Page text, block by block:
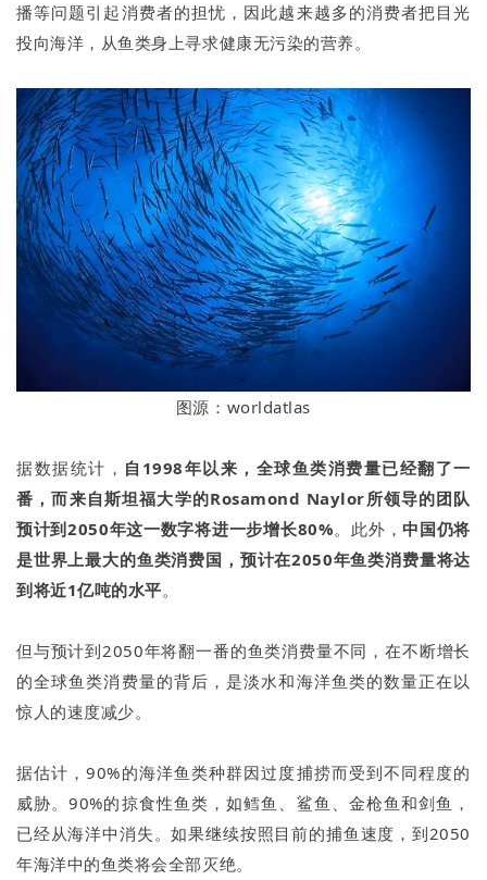
播等问题引起消费者的担忧，因此越来越多的消费者把目光
投向海洋，从鱼类身上寻求健康无污染的营养。
图源：worldatlas
据数据统计， 自1998年以来，全球鱼类消费量已经翻了一
番，而来自斯坦福大学的Rosamond Naylor所领导的团队
预计到2050年这一数字将进一步增长80%。此外，中国仍将
是世界上最大的鱼类消费国，预计在2050年鱼类消费量将达
到将近1亿吨的水平。
但与预计到2050年将翻一番的鱼类消费量不同，在不断增长
的全球鱼类消费量的背后，是淡水和海洋鱼类的数量正在以
惊人的速度减少。
据估计，90%的海洋鱼类种群因过度捕捞而受到不同程度的
威胁。90%的掠食性鱼类，如鳕鱼、鲨鱼、金枪鱼和剑鱼，
已经从海洋中消失。如果继续按照目前的捕鱼速度，到2050
年海洋中的鱼类将会全部灭绝。